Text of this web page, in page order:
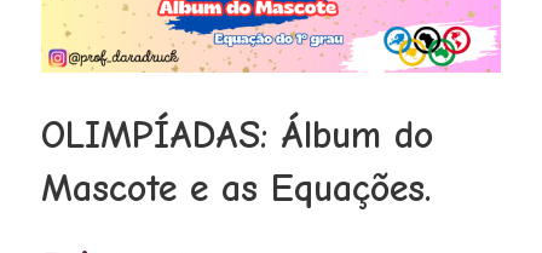
OLIMPÍADAS: Álbum do
Mascote e as Equações.